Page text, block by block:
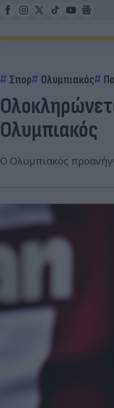
Σπορ Ολυμπιακός
Ολυμπιακός
Ο Ολυμπιακός